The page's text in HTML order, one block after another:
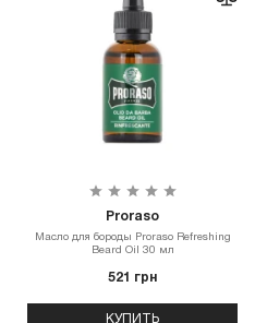
Proraso
Масло для бороды Proraso Refreshing
Beard Oil 30 мл
521 грн
КУПИТЬ